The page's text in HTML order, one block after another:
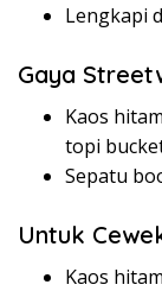
Lengkapi
Gaya
Kaos
topi
Sepatu
Untuk
Kaos